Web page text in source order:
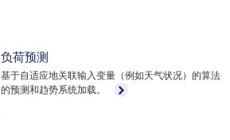
负荷预测
基于自适应地关联输入变量（例如天气状况）的算法
的预测和趋势系统加载。